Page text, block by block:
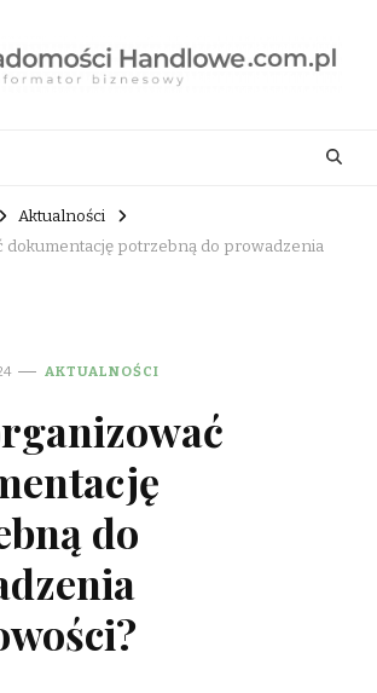
Aktualności
dokumentację potrzebną do prowadzenia
AKTUALNOŚCI
do